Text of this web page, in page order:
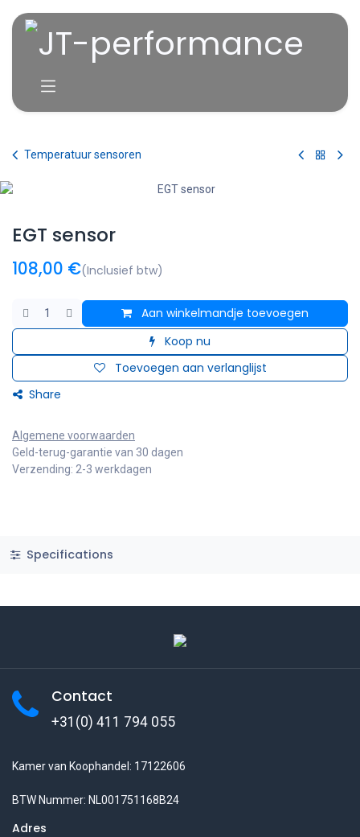
Temperatuur sensoren
EGT sensor
108,00 €(Inclusief btw)
Aan winkelmandje toevoegen
Koop nu
Toevoegen aan verlanglijst
Share
Algemene voorwaarden
Geld-terug-garantie van 30 dagen
Verzending: 2-3 werkdagen
Specifications
Contact
+31(0) 411 794 055
Kamer van Koophandel: 17122606
BTW Nummer: NL001751168B24
Adres